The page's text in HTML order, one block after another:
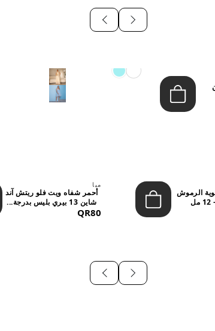
تقوية الرموش
ميا
أحمر شفاه ويت فلو ريتش آند
شاين 13 بيري بليس بدرجة...
QR80